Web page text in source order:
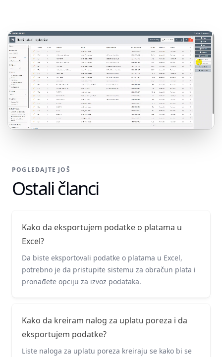
POGLEDAJTE JOŠ
Ostali članci
Kako da eksportujem podatke o platama u
Excel?
Da biste eksportovali podatke o platama u Excel,
potrebno je da pristupite sistemu za obračun plata i
pronađete opciju za izvoz podataka.
Kako da kreiram nalog za uplatu poreza i da
eksportujem podatke?
Liste naloga za uplatu poreza kreiraju se kako bi se